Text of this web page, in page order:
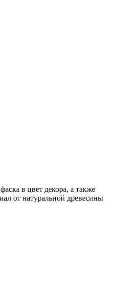
в цвет декора, а также
от натуральной древесины